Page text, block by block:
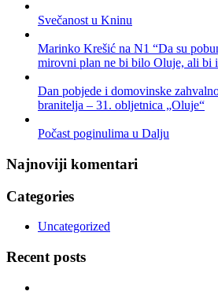
Svečanost u Kninu
Marinko Krešić na N1 “Da su
mirovni plan ne bi bilo Oluje, ali bi
Dan pobjede i domovinske
branitelja – 31. obljetnica „Oluje“
Počast poginulima u Dalju
Najnoviji komentari
Categories
Uncategorized
Recent posts